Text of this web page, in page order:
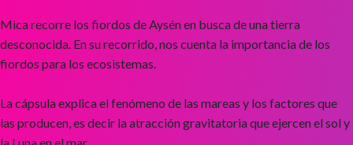
Mica recorre los fiordos de Aysén en busca de una tierra
desconocida. En su recorrido, nos cuenta la importancia de los
fiordos para los ecosistemas.
La cápsula explica el fenómeno de las mareas y los factores que
las producen, es decir la atracción gravitatoria que ejercen el sol y